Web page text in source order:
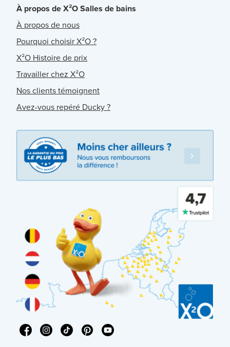
À propos de X²O Salles de bains
À propos de nous
Pourquoi choisir X²O ?
X²O Histoire de prix
Travailler chez X²O
Nos clients témoignent
Avez-vous repéré Ducky ?